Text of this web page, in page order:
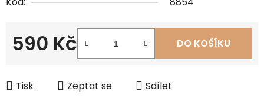
590 Kč DO KOŠÍKU
Tisk Zeptat se Sdílet